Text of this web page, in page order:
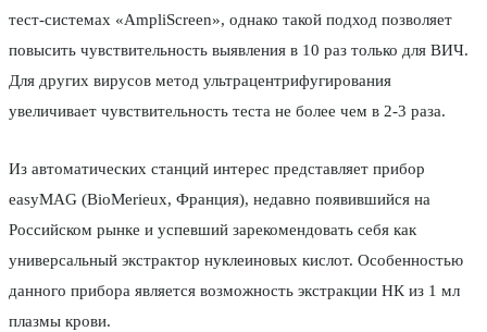
тест-системах «AmpliScreen», однако такой подход позволяет
повысить чувствительность выявления в 10 раз только для ВИЧ.
Для других вирусов метод ультрацентрифугирования
увеличивает чувствительность теста не более чем в 2-3 раза.
Из автоматических станций интерес представляет прибор
easyMAG (BioMerieux, Франция), недавно появившийся на
Российском рынке и успевший зарекомендовать себя как
универсальный экстрактор нуклеиновых кислот. Особенностью
данного прибора является возможность экстракции НК из 1 мл
плазмы крови.